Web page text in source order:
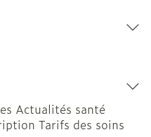
Actualités santé
Tarifs des soins